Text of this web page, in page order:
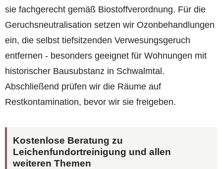
sie fachgerecht gemäß Biostoffverordnung. Für die
Geruchsneutralisation setzen wir Ozonbehandlungen
ein, die selbst tiefsitzenden Verwesungsgeruch
entfernen - besonders geeignet für Wohnungen mit
historischer Bausubstanz in Schwalmtal.
Abschließend prüfen wir die Räume auf
Restkontamination, bevor wir sie freigeben.
Kostenlose Beratung zu
Leichenfundortreinigung und allen
weiteren Themen